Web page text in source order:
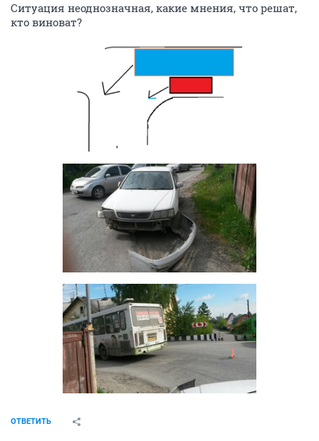
Ситуация неоднозначная, какие мнения, что решат,
кто виноват?
ОТВЕТИТЬ